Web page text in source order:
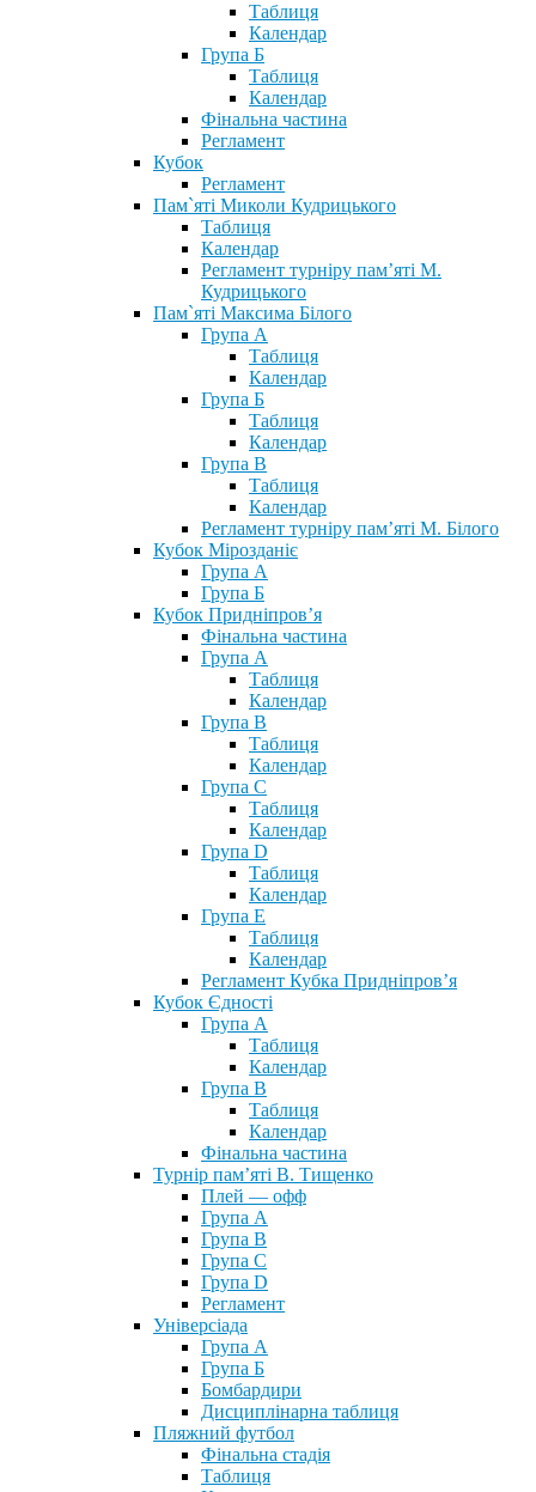
Таблиця
Календар
Група Б
Таблиця
Календар
Фінальна частина
Регламент
Кубок
Регламент
Пам`яті Миколи Кудрицького
Таблиця
Календар
Регламент турніру пам’яті М.
Кудрицького
Пам`яті Максима Білого
Група А
Таблиця
Календар
Група Б
Таблиця
Календар
Група В
Таблиця
Календар
Регламент турніру пам’яті М. Білого
Кубок Мірозданіє
Група А
Група Б
Кубок Придніпров’я
Фінальна частина
Група А
Таблиця
Календар
Група В
Таблиця
Календар
Група С
Таблиця
Календар
Група D
Таблиця
Календар
Група Е
Таблиця
Календар
Регламент Кубка Придніпров’я
Кубок Єдності
Група А
Таблиця
Календар
Група В
Таблиця
Календар
Фінальна частина
Турнір пам’яті В. Тищенко
Плей — офф
Група А
Група B
Група С
Група D
Регламент
Універсіада
Група А
Група Б
Бомбардири
Дисциплінарна таблиця
Пляжний футбол
Фінальна стадія
Таблиця